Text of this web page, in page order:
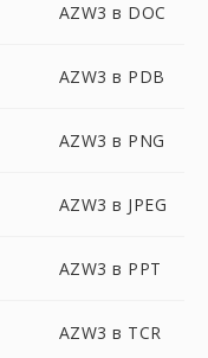
AZW3 в DOC
AZW3 в PDB
AZW3 в PNG
AZW3 в JPEG
AZW3 в PPT
AZW3 в TCR